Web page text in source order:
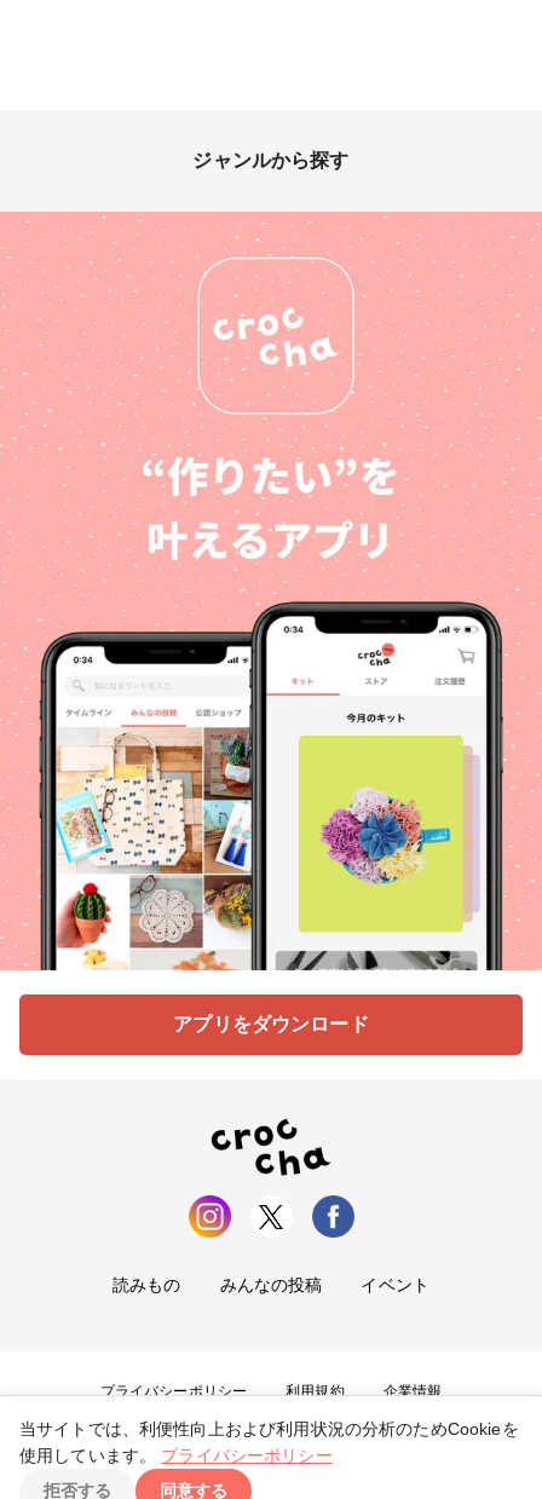
ジャンルから探す
アプリをダウンロード
読みもの みんなの投稿 イベント
プライバシーポリシー 利用規約 企業情報
お問い合わせ
Copyright ©2026tryangle Co., Ltd. All Rights Reserved.
当サイトでは、利便性向上および利用状況の分析のためCookieを
使用しています。
プライバシーポリシー
拒否する
同意する